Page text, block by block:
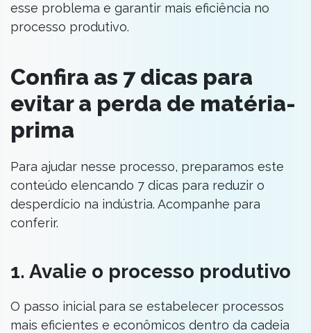
esse problema e garantir mais eficiência no
processo produtivo.
Confira as 7 dicas para
evitar a perda de matéria-
prima
Para ajudar nesse processo, preparamos este
conteúdo elencando 7 dicas para reduzir o
desperdício na indústria. Acompanhe para
conferir.
1. Avalie o processo produtivo
O passo inicial para se estabelecer processos
mais eficientes e econômicos dentro da cadeia